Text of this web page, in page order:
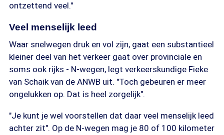
ontzettend veel."
Veel menselijk leed
Waar snelwegen druk en vol zijn, gaat een substantieel
kleiner deel van het verkeer gaat over provinciale en
soms ook rijks - N-wegen, legt verkeerskundige Fieke
van Schaik van de ANWB uit. "Toch gebeuren er meer
ongelukken op. Dat is heel zorgelijk".
"Je kunt je wel voorstellen dat daar veel menselijk leed
achter zit". Op de N-wegen mag je 80 of 100 kilometer